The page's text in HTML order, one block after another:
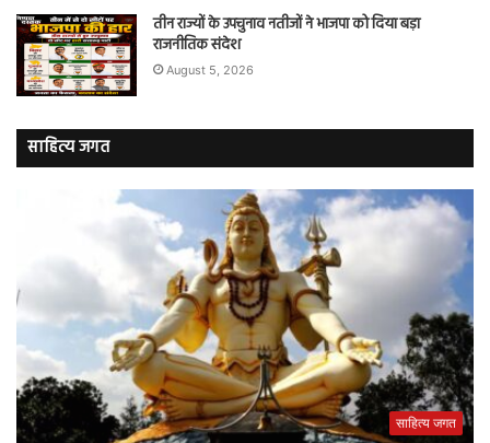
तीन राज्यों के उपचुनाव नतीजों ने भाजपा को दिया बड़ा
राजनीतिक संदेश
August 5, 2026
साहित्य जगत
साहित्य जगत